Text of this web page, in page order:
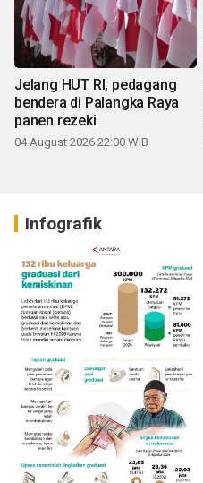
Jelang HUT RI, pedagang
bendera di Palangka Raya
panen rezeki
04 August 2026 22:00 WIB
Infografik